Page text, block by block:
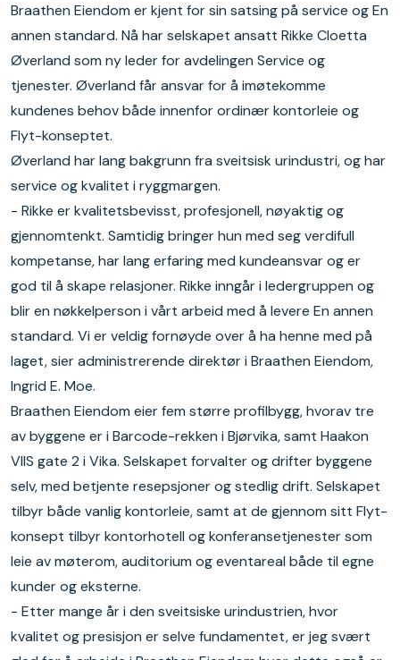
Braathen Eiendom er kjent for sin satsing på service og En
annen standard. Nå har selskapet ansatt Rikke Cloetta
Øverland som ny leder for avdelingen Service og
tjenester. Øverland får ansvar for å imøtekomme
kundenes behov både innenfor ordinær kontorleie og
Flyt-konseptet.
Øverland har lang bakgrunn fra sveitsisk urindustri, og har
service og kvalitet i ryggmargen.
- Rikke er kvalitetsbevisst, profesjonell, nøyaktig og
gjennomtenkt. Samtidig bringer hun med seg verdifull
kompetanse, har lang erfaring med kundeansvar og er
god til å skape relasjoner. Rikke inngår i ledergruppen og
blir en nøkkelperson i vårt arbeid med å levere En annen
standard. Vi er veldig fornøyde over å ha henne med på
laget, sier administrerende direktør i Braathen Eiendom,
Ingrid E. Moe.
Braathen Eiendom eier fem større profilbygg, hvorav tre
av byggene er i Barcode-rekken i Bjørvika, samt Haakon
VIIS gate 2 i Vika. Selskapet forvalter og drifter byggene
selv, med betjente resepsjoner og stedlig drift. Selskapet
tilbyr både vanlig kontorleie, samt at de gjennom sitt Flyt-
konsept tilbyr kontorhotell og konferansetjenester som
leie av møterom, auditorium og eventareal både til egne
kunder og eksterne.
- Etter mange år i den sveitsiske urindustrien, hvor
kvalitet og presisjon er selve fundamentet, er jeg svært